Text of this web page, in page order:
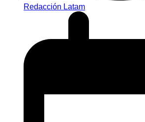
Redacción Latam